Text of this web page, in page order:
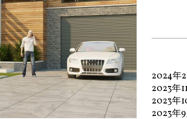
2024年
2023年
2023年
2023年9